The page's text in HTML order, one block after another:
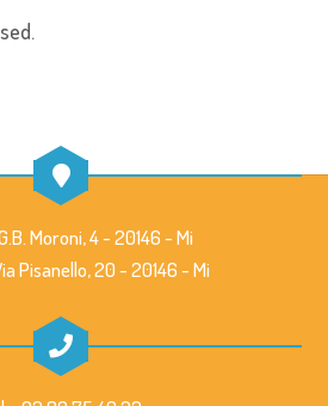
Moroni, 4 - 20146 - Mi
Pisanello, 20 - 20146 - Mi